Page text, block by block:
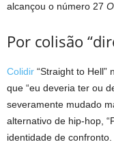
alcançou o número 27
Por colisão
Colidir “Straight to Hell”
que “eu deveria ter ou
severamente mudado
alternativo de hip-hop,
identidade de confronto.